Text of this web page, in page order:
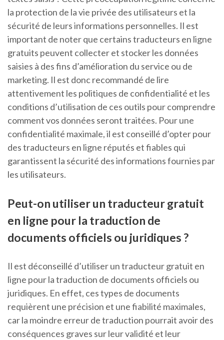
la protection de la vie privée des utilisateurs et la
sécurité de leurs informations personnelles. Il est
important de noter que certains traducteurs en ligne
gratuits peuvent collecter et stocker les données
saisies à des fins d’amélioration du service ou de
marketing. Il est donc recommandé de lire
attentivement les politiques de confidentialité et les
conditions d’utilisation de ces outils pour comprendre
comment vos données seront traitées. Pour une
confidentialité maximale, il est conseillé d’opter pour
des traducteurs en ligne réputés et fiables qui
garantissent la sécurité des informations fournies par
les utilisateurs.
Peut-on utiliser un traducteur gratuit
en ligne pour la traduction de
documents officiels ou juridiques ?
Il est déconseillé d’utiliser un traducteur gratuit en
ligne pour la traduction de documents officiels ou
juridiques. En effet, ces types de documents
requièrent une précision et une fiabilité maximales,
car la moindre erreur de traduction pourrait avoir des
conséquences graves sur leur validité et leur